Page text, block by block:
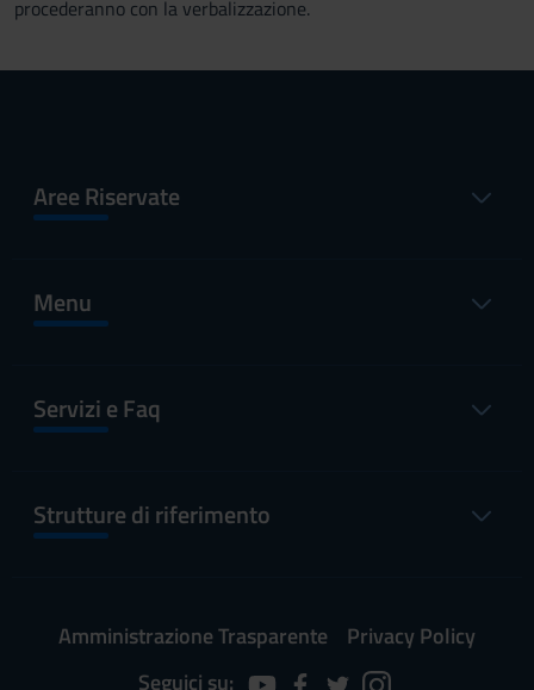
procederanno con la verbalizzazione.
Aree Riservate
Menu
Servizi e Faq
Strutture di riferimento
Amministrazione Trasparente
Privacy Policy
Seguici su: